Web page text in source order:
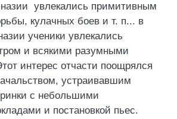
увлекались примитивным
кулачных боев и т. п... в
ученики увлекались
и всякими разумными
интерес отчасти поощрялся
устраивавшим
с небольшими
и постановкой пьес.